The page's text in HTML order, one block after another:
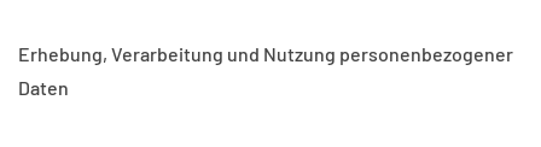
Erhebung, Verarbeitung und Nutzung personenbezogener
Daten